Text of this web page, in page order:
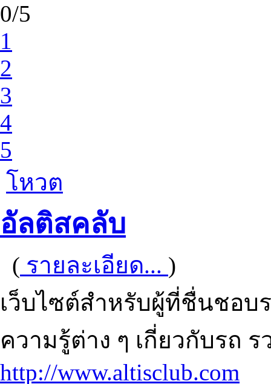
0/5
1
2
3
4
5
โหวต
อัลติสคลับ
( รายละเอียด... )
เว็บไซต์สำหรับผู้ที่ชื่นชอบ
ความรู้ต่าง ๆ เกี่ยวกับรถ
http://www.altisclub.com